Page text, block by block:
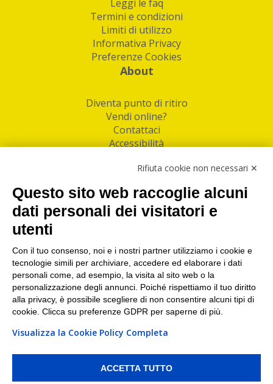
Leggi le faq
Termini e condizioni
Limiti di utilizzo
Informativa Privacy
Preferenze Cookies
About
Diventa punto di ritiro
Vendi online?
Contattaci
Accessibilità
Facebook
Linkedin
I nostri punti di ritiro e spedizione pacchi nelle
maggiori città italiane
Torino|Milano|Roma|Bologna|Firenze| Genova
Napoli|Varese
PI/CF/N°Iscr.: 10821360012 | REA: RM 1494760 | Cap.Soc.: 50.000€ |
Whistleblowing|Privacy |Preferenze Cookies
Rifiuta cookie non necessari ✕
Questo sito web raccoglie alcuni
dati personali dei visitatori e
utenti
Con il tuo consenso, noi e i nostri partner utilizziamo i cookie e
tecnologie simili per archiviare, accedere ed elaborare i dati
personali come, ad esempio, la visita al sito web o la
personalizzazione degli annunci. Poiché rispettiamo il tuo diritto
alla privacy, è possibile scegliere di non consentire alcuni tipi di
cookie. Clicca su preferenze GDPR per saperne di più.
Visualizza la Cookie Policy Completa
ACCETTA TUTTO